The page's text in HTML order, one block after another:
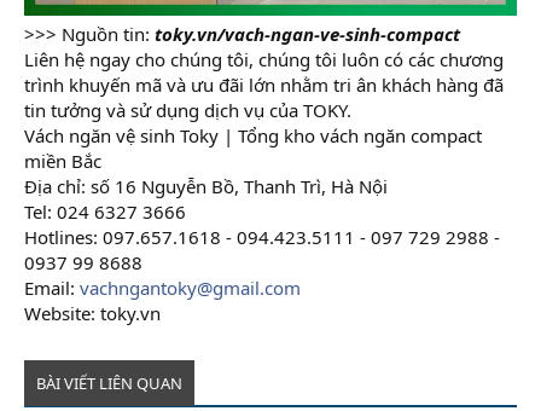
>>> Nguồn tin: toky.vn/vach-ngan-ve-sinh-compact
Liên hệ ngay cho chúng tôi, chúng tôi luôn có các chương
trình khuyến mã và ưu đãi lớn nhằm tri ân khách hàng đã
tin tưởng và sử dụng dịch vụ của TOKY.
Vách ngăn vệ sinh Toky | Tổng kho vách ngăn compact
miền Bắc
Địa chỉ: số 16 Nguyễn Bồ, Thanh Trì, Hà Nội
Tel: 024 6327 3666
Hotlines: 097.657.1618 - 094.423.5111 - 097 729 2988 -
0937 99 8688
Email: vachngantoky@gmail.com
Website: toky.vn
BÀI VIẾT LIÊN QUAN